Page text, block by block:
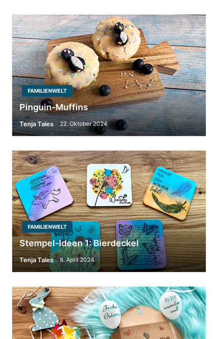
FAMILIENWELT
Pinguin-Muffins
Tenja Tales 22. Oktober 2024
FAMILIENWELT
Stempel-Ideen 1: Bierdeckel
Tenja Tales 8. April 2024